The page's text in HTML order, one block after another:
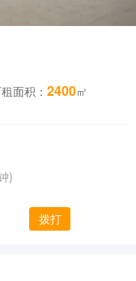
面积：2400㎡
)
拨打